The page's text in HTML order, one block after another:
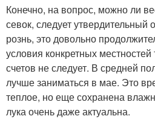
Конечно, на вопрос, можно ли
севок, следует утвердительный
рознь, это довольно
условия конкретных
счетов не следует. В средней
лучше заниматься в мае. Это
теплое, но еще сохранена
лука очень даже актуальна.